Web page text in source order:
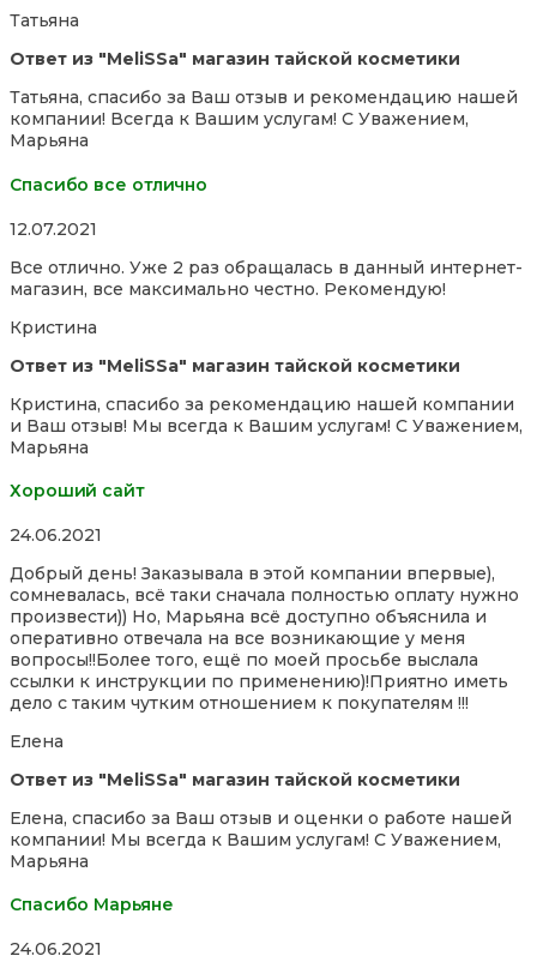
Татьяна
Ответ из "MeliSSa" магазин тайской косметики
Татьяна, спасибо за Ваш отзыв и рекомендацию нашей
компании! Всегда к Вашим услугам! С Уважением,
Марьяна
Спасибо все отлично
Rated
out
of
12.07.2021
Все отлично. Уже 2 раз обращалась в данный интернет-
магазин, все максимально честно. Рекомендую!
Кристина
Ответ из "MeliSSa" магазин тайской косметики
Кристина, спасибо за рекомендацию нашей компании
и Ваш отзыв! Мы всегда к Вашим услугам! С Уважением,
Марьяна
Хороший сайт
Rated
out
of
5
24.06.2021
Добрый день! Заказывала в этой компании впервые),
сомневалась, всё таки сначала полностью оплату нужно
произвести)) Но, Марьяна всё доступно объяснила и
оперативно отвечала на все возникающие у меня
вопросы!!Более того, ещё по моей просьбе выслала
ссылки к инструкции по применению)!Приятно иметь
дело с таким чутким отношением к покупателям !!!
Елена
Ответ из "MeliSSa" магазин тайской косметики
Елена, спасибо за Ваш отзыв и оценки о работе нашей
компании! Мы всегда к Вашим услугам! С Уважением,
Марьяна
Спасибо Марьяне
Rated
24.06.2021